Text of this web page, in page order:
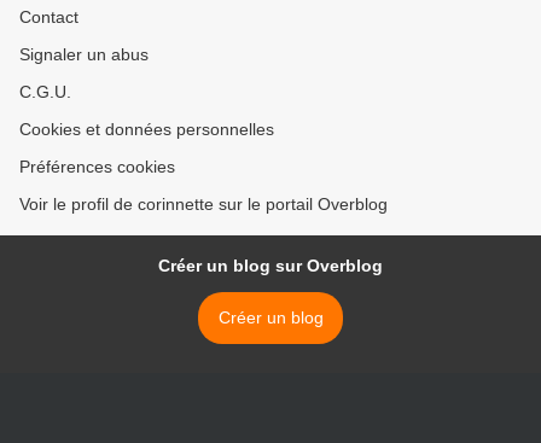
Contact
Signaler un abus
C.G.U.
Cookies et données personnelles
Préférences cookies
Voir le profil de corinnette sur le portail Overblog
Créer un blog sur Overblog
Créer un blog